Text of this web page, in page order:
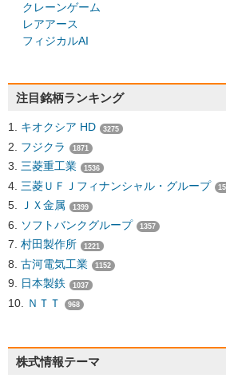
クレーンゲーム
レアアース
フィジカルAI
注目銘柄ランキング
キオクシア HD 3275
フジクラ 1871
三菱重工業 1536
三菱ＵＦＪフィナンシャル・グループ
ＪＸ金属 1399
ソフトバンクグループ 1357
村田製作所 1221
古河電気工業 1152
日本製鉄 1037
ＮＴＴ 968
株式情報テーマ